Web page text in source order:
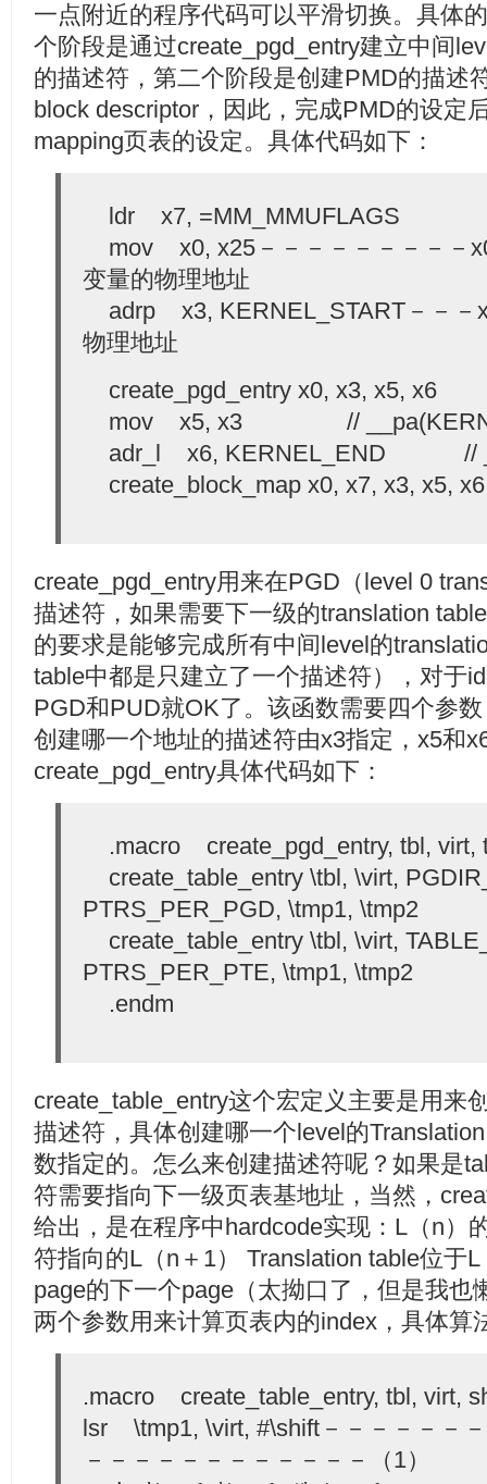
一点附近的程序代码可以平滑切换。具体
个阶段是通过create_pgd_entry建立中间
的描述符，第二个阶段是创建PMD的描述
block descriptor，因此，完成PMD的设定
mapping页表的设定。具体代码如下：
ldr x7, =MM_MMUFLAGS
mov x0, x25－－－－－－－－－
变量的物理地址
adrp x3, KERNEL_START－－－
物理地址
create_pgd_entry x0, x3, x5, x6
mov x5, x3 //
adr_l x6, KERNEL_END //
create_block_map x0, x7, x3, x5, x6
create_pgd_entry用来在PGD（level 0
描述符，如果需要下一级的translation
的要求是能够完成所有中间level的
table中都是只建立了一个描述符），对于
PGD和PUD就OK了。该函数需要四个参
创建哪一个地址的描述符由x3指定，x5和
create_pgd_entry具体代码如下：
.macro create_pgd_entry, tbl, virt,
create_table_entry \tbl, \virt,
PTRS_PER_PGD, \tmp1, \tmp2
create_table_entry \tbl, \virt,
PTRS_PER_PTE, \tmp1, \tmp2
.endm
create_table_entry这个宏定义主要是用来
描述符，具体创建哪一个level的
数指定的。怎么来创建描述符呢？如果是
符需要指向下一级页表基地址，当然，
给出，是在程序中hardcode实现：L（n）
符指向的L（n＋1） Translation table位于
page的下一个page（太拗口了，但是我也
两个参数用来计算页表内的index，具体算
.macro create_table_entry, tbl, virt,
lsr \tmp1, \virt, #\shift－－－－－－
－－－－－－－－－－－－（1）